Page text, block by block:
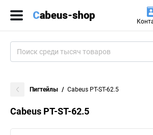
Пигтейлы Cabeus PT-ST-62.5
Cabeus PT-ST-62.5